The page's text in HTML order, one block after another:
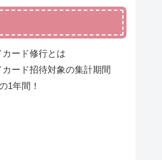
ード修行とは
ード招待対象の集計期間
1年間！